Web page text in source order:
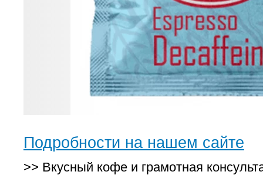
Подробности на нашем сайте
>> Вкусный кофе и грамотная